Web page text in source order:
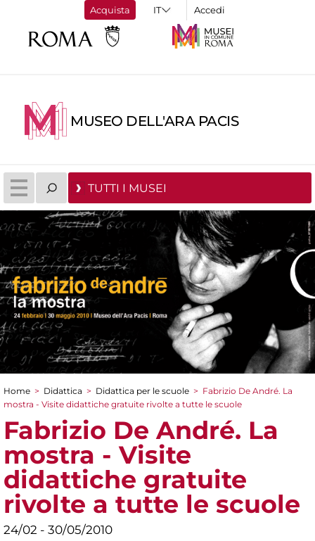
Acquista Accedi
MUSEO DELL'ARA PACIS
TUTTI I MUSEI
Tu sei qui
Home > Didattica > Didattica per le scuole > Fabrizio De André. La
mostra - Visite didattiche gratuite rivolte a tutte le scuole
Fabrizio De André. La
mostra - Visite
didattiche gratuite
rivolte a tutte le scuole
24/02 - 30/05/2010